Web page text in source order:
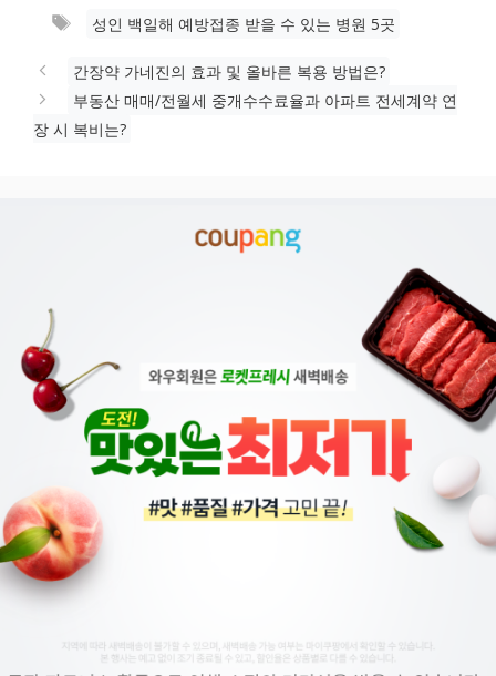
고
태
성인 백일해 예방접종 받을 수 있는 병원 5곳
간장약 가네진의 효과 및 올바른 복용 방법은?
부동산 매매/전월세 중개수수료율과 아파트 전세계약 연
장 시 복비는?